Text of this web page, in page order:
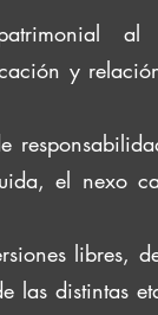
al
y
el nexo
libres,
las distintas